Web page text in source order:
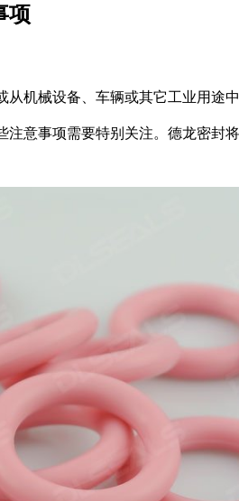
项
机械设备、车辆或其它工业用途
意事项需要特别关注。德龙密封